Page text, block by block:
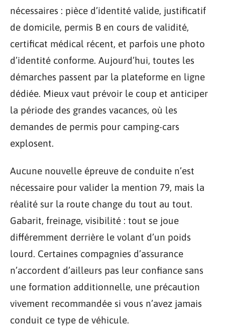
nécessaires : pièce d’identité valide, justificatif
de domicile, permis B en cours de validité,
certificat médical récent, et parfois une photo
d’identité conforme. Aujourd’hui, toutes les
démarches passent par la plateforme en ligne
dédiée. Mieux vaut prévoir le coup et anticiper
la période des grandes vacances, où les
demandes de permis pour camping-cars
explosent.
Aucune nouvelle épreuve de conduite n’est
nécessaire pour valider la mention 79, mais la
réalité sur la route change du tout au tout.
Gabarit, freinage, visibilité : tout se joue
différemment derrière le volant d’un poids
lourd. Certaines compagnies d’assurance
n’accordent d’ailleurs pas leur confiance sans
une formation additionnelle, une précaution
vivement recommandée si vous n’avez jamais
conduit ce type de véhicule.